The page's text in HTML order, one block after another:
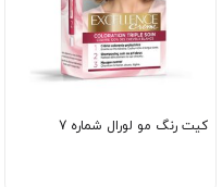
کیت رنگ مو لورال شماره 7